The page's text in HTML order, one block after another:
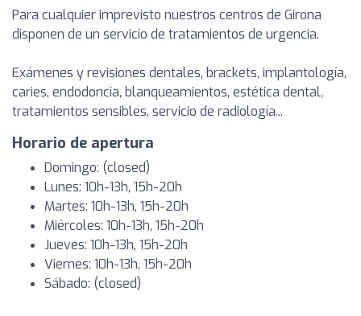
Para cualquier imprevisto nuestros centros de Girona
disponen de un servicio de tratamientos de urgencia.
Exámenes y revisiones dentales, brackets, implantología,
caries, endodoncia, blanqueamientos, estética dental,
tratamientos sensibles, servicio de radiología...
Horario de apertura
Domingo: (closed)
Lunes: 10h-13h, 15h-20h
Martes: 10h-13h, 15h-20h
Miércoles: 10h-13h, 15h-20h
Jueves: 10h-13h, 15h-20h
Viernes: 10h-13h, 15h-20h
Sábado: (closed)